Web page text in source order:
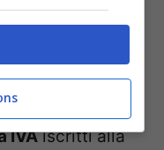
un mese di
dell’anno
dal lavoro.
IVAiscritti alla